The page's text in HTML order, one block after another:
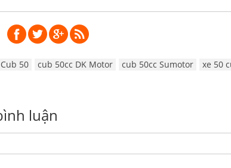
Cub 50 cub 50cc DK Motor cub 50cc Sumotor xe 50
luận